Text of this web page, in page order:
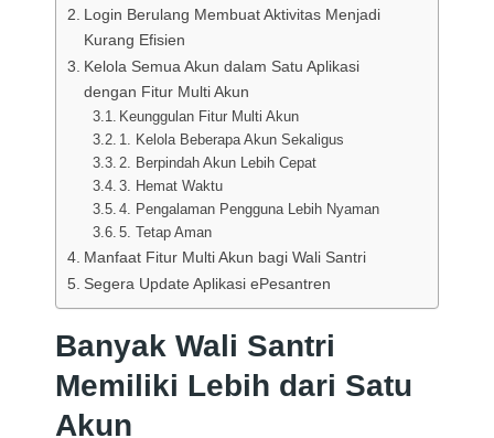
Login Berulang Membuat Aktivitas Menjadi
Kurang Efisien
Kelola Semua Akun dalam Satu Aplikasi
dengan Fitur Multi Akun
Keunggulan Fitur Multi Akun
1. Kelola Beberapa Akun Sekaligus
2. Berpindah Akun Lebih Cepat
3. Hemat Waktu
4. Pengalaman Pengguna Lebih Nyaman
5. Tetap Aman
Manfaat Fitur Multi Akun bagi Wali Santri
Segera Update Aplikasi ePesantren
Banyak Wali Santri
Memiliki Lebih dari Satu
Akun